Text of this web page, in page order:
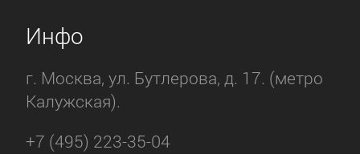
Инфо
г. Москва, ул. Бутлерова, д. 17. (метро
Калужская).
+7 (495) 223-35-04